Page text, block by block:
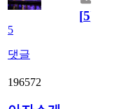
5
댓글
[5]
196572